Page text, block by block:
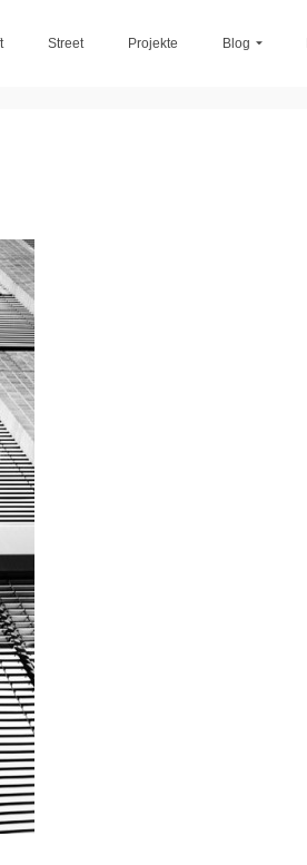
Street Projekte Blog